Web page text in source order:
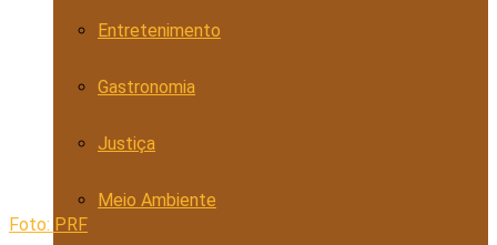
Entretenimento
Gastronomia
Justiça
Meio Ambiente
Foto: PRF